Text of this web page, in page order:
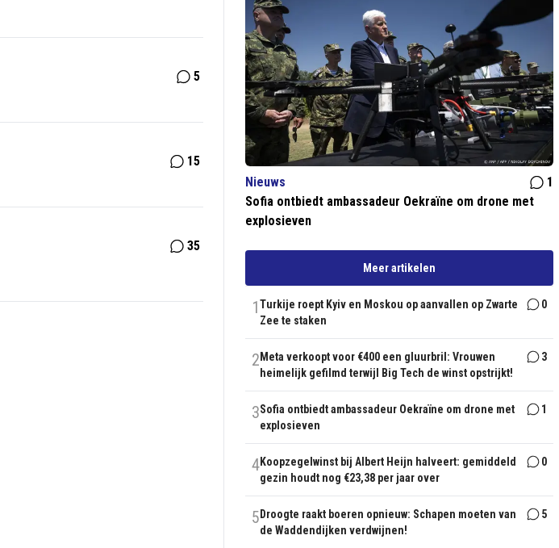
5
15
35
Nieuws
1
Sofia ontbiedt ambassadeur Oekraïne om drone met
explosieven
Meer artikelen
1Turkije roept Kyiv en Moskou op aanvallen op Zwarte
Zee te staken
0
2 Meta verkoopt voor €400 een gluurbril: Vrouwen
heimelijk gefilmd terwijl Big Tech de winst opstrijkt!
3
3Sofia ontbiedt ambassadeur Oekraïne om drone met
explosieven
1
4Koopzegelwinst bij Albert Heijn halveert: gemiddeld
gezin houdt nog €23,38 per jaar over
0
5 Droogte raakt boeren opnieuw: Schapen moeten van
de Waddendijken verdwijnen!
5